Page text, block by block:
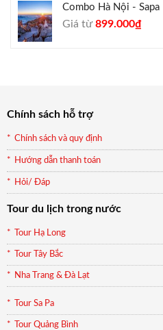
Combo Hà Nội - Sapa
Giá từGiá
899.000₫Giá
Chính sách hỗ trợ
Chính sách và quy định
Hướng dẫn thanh toán
Hỏi/ Đáp
Tour du lịch trong nước
Tour Hạ Long
Tour Tây Bắc
Nha Trang & Đà Lạt
Tour Sa Pa
Tour Quảng Bình